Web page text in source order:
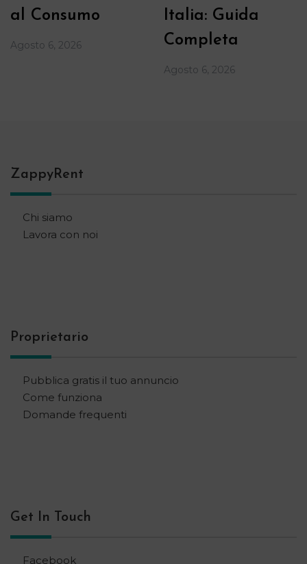
al Consumo
Agosto 6, 2026
Italia: Guida
Completa
Agosto 6, 2026
ZappyRent
Chi siamo
Lavora con noi
Proprietario
Pubblica gratis il tuo annuncio
Come funziona
Domande frequenti
Get In Touch
Facebook